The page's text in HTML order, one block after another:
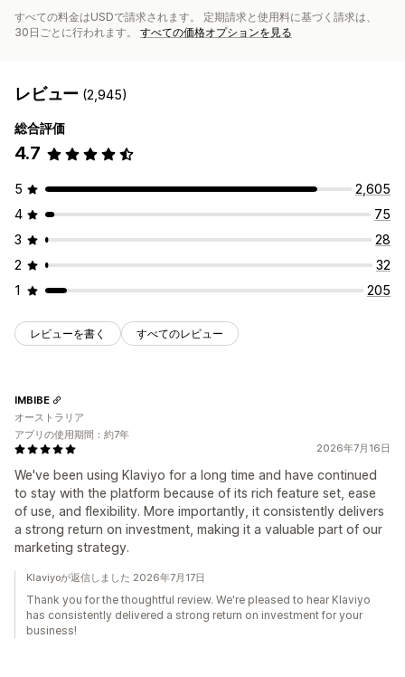
すべての料金はUSDで請求されます。 定期請求と使用料に基づく請求は、
30日ごとに行われます。 すべての価格オプションを見る
レビュー (2,945)
総合評価
4.7
5
2,605
4
75
3
28
2
32
1
205
レビューを書く すべてのレビュー
2026年7月16日
We've been using Klaviyo for a long time and have continued
to stay with the platform because of its rich feature set, ease
of use, and flexibility. More importantly, it consistently delivers
a strong return on investment, making it a valuable part of our
marketing strategy.
IMBIBE
オーストラリア
アプリの使用期間：約7年
Klaviyoが返信しました 2026年7月17日
Thank you for the thoughtful review. We're pleased to hear Klaviyo
has consistently delivered a strong return on investment for your
business!